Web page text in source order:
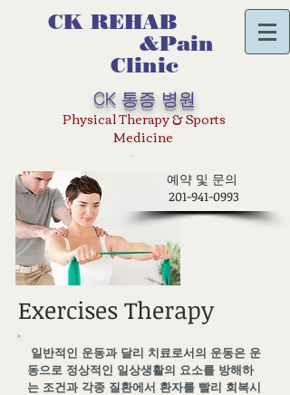
CK REHAB
&Pain
Clinic
CK통증 병원
Physical Therapy & Sports
Medicine
예약 및 문의
201-941-0993
Exercises Therapy
일반적인 운동과 달리 치료로서의 운동은 운
동으로 정상적인 일상생활의 요소를 방해하
는 조건과 각종 질환에서 환자를 빨리 회복시